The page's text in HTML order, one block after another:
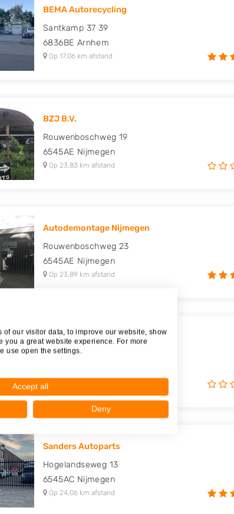
BEMA Autorecycling
Santkamp 37 39
6836BE Arnhem
Op 17,06 km afstand
BZJ B.V.
Rouwenboschweg 19
6545AE Nijmegen
Op 23,83 km afstand
Autodemontage Nijmegen
Rouwenboschweg 23
6545AE Nijmegen
Op 23,89 km afstand
Autosloperij Alex Van Alles Wat
Vosheuvelweg 8
Op 24,03 km afstand
Sanders Autoparts
Hogelandseweg 13
6545AC Nijmegen
Op 24,06 km afstand
of our visitor data, to improve our website, show
you a great website experience. For more
use open the settings.
Accept all
Deny